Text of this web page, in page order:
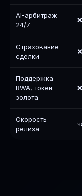
AI-арбитраж
24/7
❌
Страхование
сделки
❌
Поддержка
RWA, токен.
золота
❌
Скорость
релиза